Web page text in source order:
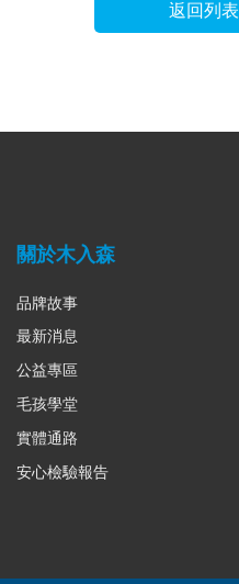
返回列表
關於木入森
品牌故事
最新消息
公益專區
毛孩學堂
實體通路
安心檢驗報告